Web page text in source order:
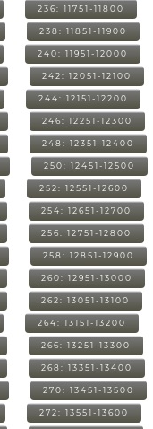
236: 11751-11800
238: 11851-11900
240: 11951-12000
242: 12051-12100
244: 12151-12200
246: 12251-12300
248: 12351-12400
250: 12451-12500
252: 12551-12600
254: 12651-12700
256: 12751-12800
258: 12851-12900
260: 12951-13000
262: 13051-13100
264: 13151-13200
266: 13251-13300
268: 13351-13400
270: 13451-13500
272: 13551-13600